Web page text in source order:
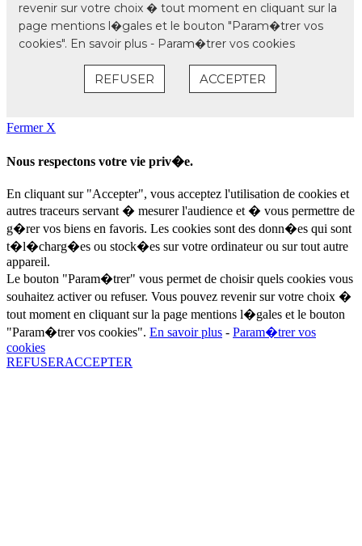
Fermer X
Nous respectons votre vie priv�e.
En cliquant sur "Accepter", vous acceptez l'utilisation de cookies et
autres traceurs servant � mesurer l'audience et � vous permettre de
g�rer vos biens en favoris. Les cookies sont des donn�es qui sont
t�l�charg�es ou stock�es sur votre ordinateur ou sur tout autre
appareil.
Le bouton "Param�trer" vous permet de choisir quels cookies vous
souhaitez activer ou refuser. Vous pouvez revenir sur votre choix �
tout moment en cliquant sur la page mentions l�gales et le bouton
"Param�trer vos cookies". En savoir plus - Param�trer vos
cookies
REFUSERACCEPTER